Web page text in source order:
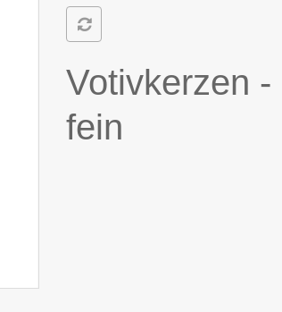
Votivkerzen -
fein